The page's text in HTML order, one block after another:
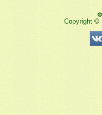
Copyright ©